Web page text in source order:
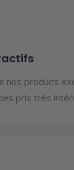
nos produits
prix très